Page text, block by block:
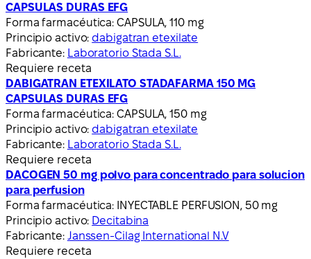
CAPSULAS DURAS EFG
Forma farmacéutica: CAPSULA, 110 mg
Principio activo: dabigatran etexilate
Fabricante: Laboratorio Stada S.L.
Requiere receta
DABIGATRAN ETEXILATO STADAFARMA 150 MG
CAPSULAS DURAS EFG
Forma farmacéutica: CAPSULA, 150 mg
Principio activo: dabigatran etexilate
Fabricante: Laboratorio Stada S.L.
Requiere receta
DACOGEN 50 mg polvo para concentrado para solucion
para perfusion
Forma farmacéutica: INYECTABLE PERFUSION, 50 mg
Principio activo: Decitabina
Fabricante: Janssen-Cilag International N.V
Requiere receta